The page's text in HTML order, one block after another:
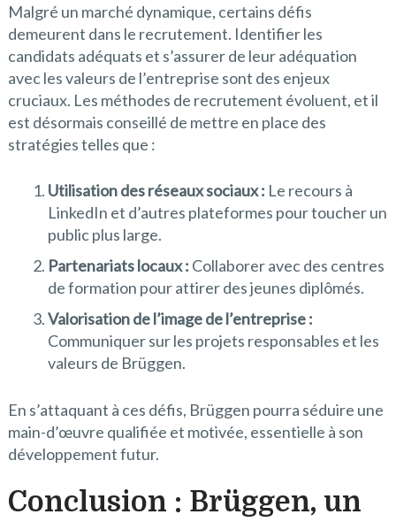
Malgré un marché dynamique, certains défis
demeurent dans le recrutement. Identifier les
candidats adéquats et s’assurer de leur adéquation
avec les valeurs de l’entreprise sont des enjeux
cruciaux. Les méthodes de recrutement évoluent, et il
est désormais conseillé de mettre en place des
stratégies telles que :
Utilisation des réseaux sociaux : Le recours à
LinkedIn et d’autres plateformes pour toucher un
public plus large.
Partenariats locaux : Collaborer avec des centres
de formation pour attirer des jeunes diplômés.
Valorisation de l’image de l’entreprise :
Communiquer sur les projets responsables et les
valeurs de Brüggen.
En s’attaquant à ces défis, Brüggen pourra séduire une
main-d’œuvre qualifiée et motivée, essentielle à son
développement futur.
Conclusion : Brüggen, un